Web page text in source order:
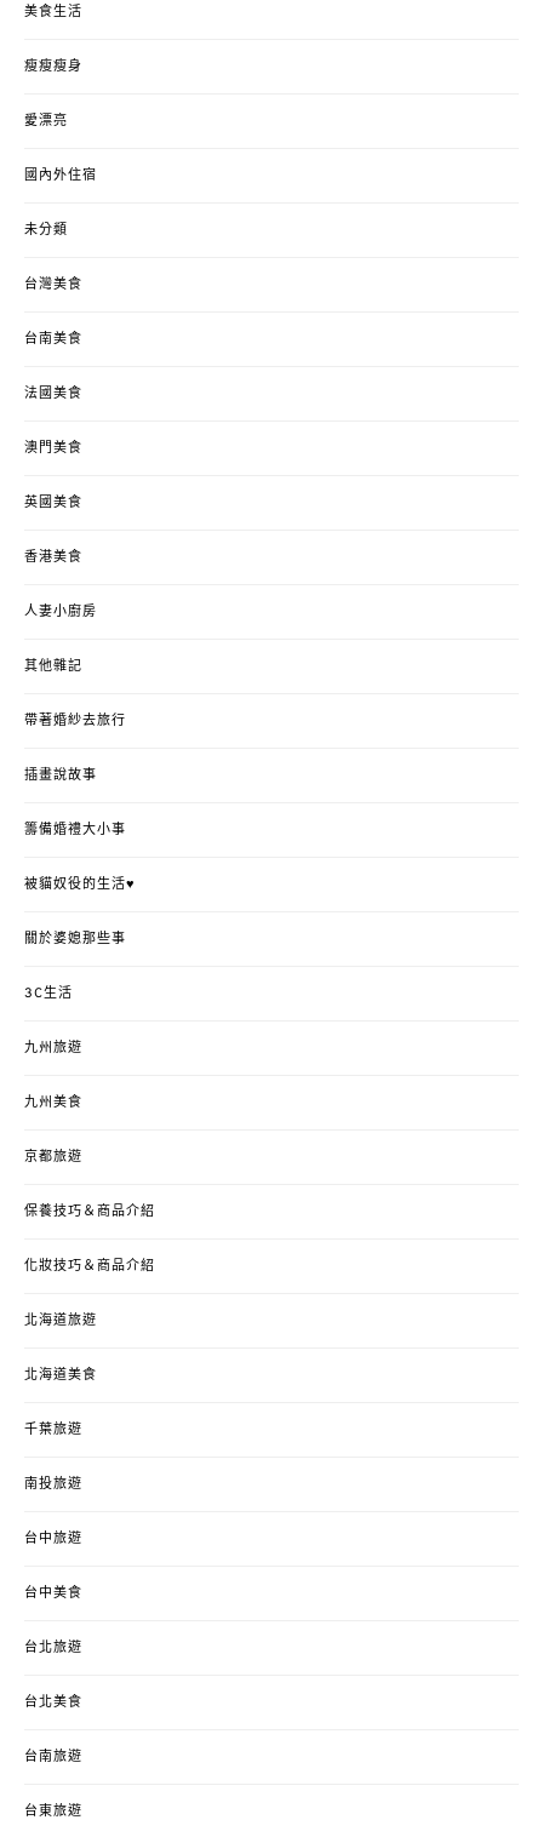
美食生活
瘦瘦瘦身
愛漂亮
國內外住宿
未分類
台灣美食
台南美食
法國美食
澳門美食
英國美食
香港美食
人妻小廚房
其他雜記
帶著婚紗去旅行
插畫說故事
籌備婚禮大小事
被貓奴役的生活♥
關於婆媳那些事
3C生活
九州旅遊
九州美食
京都旅遊
保養技巧＆商品介紹
化妝技巧＆商品介紹
北海道旅遊
北海道美食
千葉旅遊
南投旅遊
台中旅遊
台中美食
台北旅遊
台北美食
台南旅遊
台東旅遊